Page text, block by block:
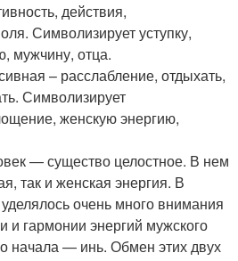
действия,
Символизирует уступку,
мужчину, отца.
– расслабление, отдыхать,
Символизирует
женскую энергию,
— существо целостное. В нем
так и женская энергия. В
очень много внимания
и гармонии энергий мужского
начала — инь. Обмен этих двух